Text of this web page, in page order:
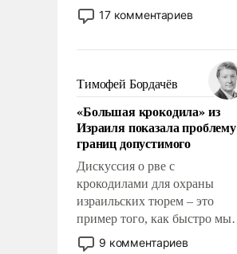
Мир, где политические
прожекты будут безусловно
налогоплательщиков и где
Еревану за свои поступки не
нужно отвечать.
17 комментариев
Тимофей Бордачёв
«Большая крокодила» из
Израиля показала проблему
границ допустимого
Дискуссия о рве с
крокодилами для охраны
израильских тюрем – это
пример того, как быстро мы
двигаемся по пути
9 комментариев